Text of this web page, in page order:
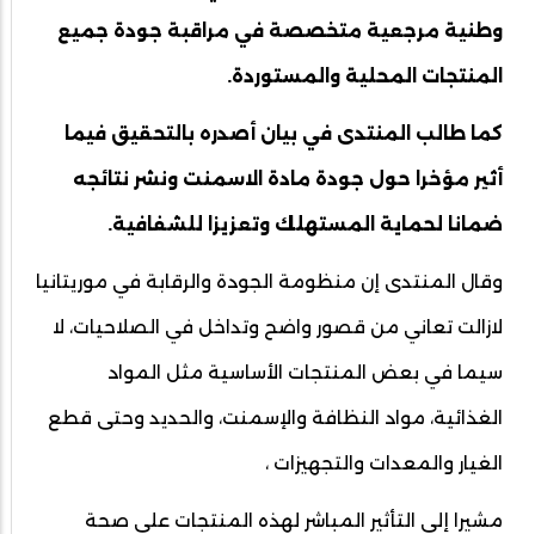
وطنية مرجعية متخصصة في مراقبة جودة جميع
المنتجات المحلية والمستوردة.
كما طالب المنتدى في بيان أصدره بالتحقيق فيما
أثير مؤخرا حول جودة مادة الاسمنت ونشر نتائجه
ضمانا لحماية المستهلك وتعزيزا للشفافية.
وقال المنتدى إن منظومة الجودة والرقابة في موريتانيا
لازالت تعاني من قصور واضح وتداخل في الصلاحيات، لا
سيما في بعض المنتجات الأساسية مثل المواد
الغذائية، مواد النظافة والإسمنت، والحديد وحتى قطع
الغيار والمعدات والتجهيزات ،
مشيرا إلى التأثير المباشر لهذه المنتجات على صحة